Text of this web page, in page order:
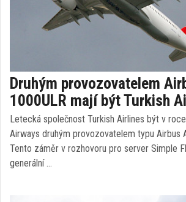
Druhým provozovatelem
1000ULR mají být Turkish
Letecká společnost Turkish Airlines být v
Airways druhým provozovatelem typu Airbus
Tento záměr v rozhovoru pro server Simple
generální …